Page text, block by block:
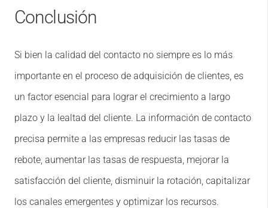
Conclusión
Si bien la calidad del contacto no siempre es lo más
importante en el proceso de adquisición de clientes, es
un factor esencial para lograr el crecimiento a largo
plazo y la lealtad del cliente. La información de contacto
precisa permite a las empresas reducir las tasas de
rebote, aumentar las tasas de respuesta, mejorar la
satisfacción del cliente, disminuir la rotación, capitalizar
los canales emergentes y optimizar los recursos.